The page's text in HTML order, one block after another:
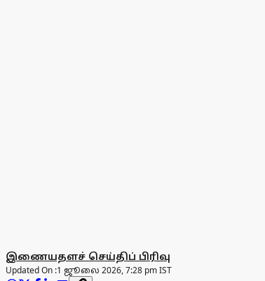
இணையதளச் செய்திப் பிரிவு
Updated On :1 ஜூலை 2026, 7:28 pm IST